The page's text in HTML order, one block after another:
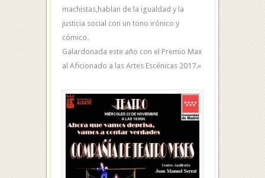
machistas,hablan de la igualdad y la
justicia social con un tono irónico y
cómico.
Galardonada este año con el Premio Max
al Aficionado a las Artes Escénicas 2017.»